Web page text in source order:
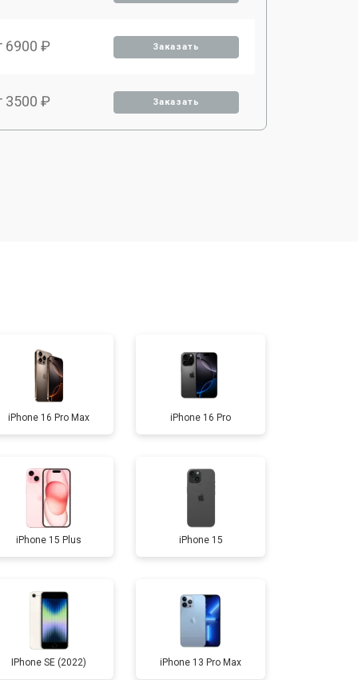
6900 ₽ Заказать
3500 ₽ Заказать
5100 ₽ Заказать
4900 ₽ Заказать
4100 ₽
4300 ₽ Заказать
iPhone 16 Pro Max iPhone 16 Pro
iPhone 15 Plus iPhone 15
IPhone SE (2022) iPhone 13 Pro Max